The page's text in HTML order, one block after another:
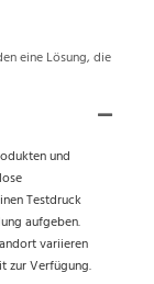
eine Lösung, die
und
Testdruck
aufgeben.
variieren
zur Verfügung.